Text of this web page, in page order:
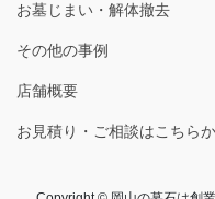
お墓じまい・解体撤去
その他の事例
店舗概要
お見積り・ご相談はこちら